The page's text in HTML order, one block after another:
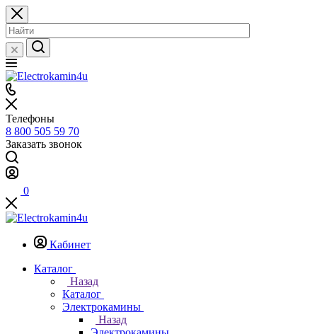
Телефоны
8 800 505 59 70
Заказать звонок
0
Кабинет
Каталог
Назад
Каталог
Электрокамины
Назад